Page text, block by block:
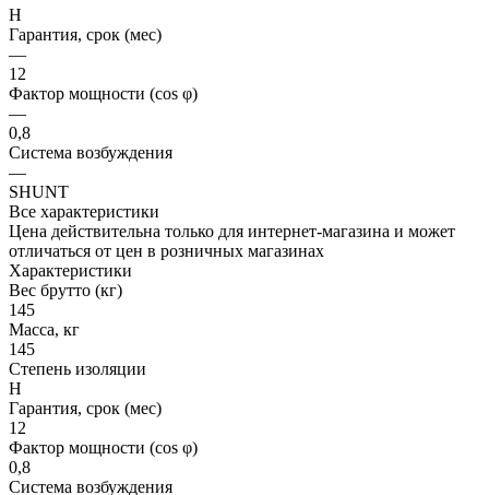
H
Гарантия, срок (мес)
—
12
Фактор мощности (cos φ)
—
0,8
Система возбуждения
—
SHUNT
Все характеристики
Цена действительна только для интернет-магазина и может
отличаться от цен в розничных магазинах
Характеристики
Вес брутто (кг)
145
Масса, кг
145
Степень изоляции
H
Гарантия, срок (мес)
12
Фактор мощности (cos φ)
0,8
Система возбуждения